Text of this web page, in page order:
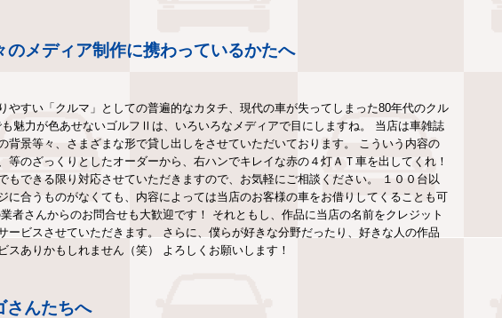
のメディア制作に携わっているかたへ
やすい「クルマ」としての普遍的なカタチ、現代の車が失ってしまった80年代のクル
魅力が色あせないゴルフⅡは、いろいろなメディアで目にしますね。 当店は車雑誌
背景等々、さまざまな形で貸し出しをさせていただいております。 こういう内容の
等のざっくりとしたオーダーから、右ハンでキレイな赤の４灯ＡＴ車を出してくれ！
もできる限り対応させていただきますので、お気軽にご相談ください。 １００台以
に合うものがなくても、内容によっては当店のお客様の車をお借りしてくることも可
者さんからのお問合せも大歓迎です！ それともし、作品に当店の名前をクレジット
ービスさせていただきます。 さらに、僕らが好きな分野だったり、好きな人の作品
スありかもしれません（笑） よろしくお願いします！
さんたちへ